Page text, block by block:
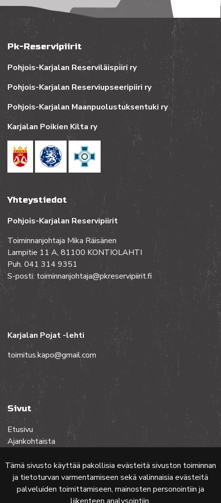
Tämä sivusto käyttää pakollisia evästeitä sivuston toiminnan
ja tietoturvan varmentamiseen sekä valinnaisia evästeitä
palveluiden toimittamiseen, mainosten personointiin ja
Pk-Reservipiirit
Pohjois-Karjalan Reserviläispiiri ry
Pohjois-Karjalan Reserviupseeripiiri ry
Pohjois-Karjalan Maanpuolustuksentuki ry
Karjalan Poikien Kilta ry
Yhteystiedot
Pohjois-Karjalan Reservipiirit
Toiminnanjohtaja Mika Räisänen
Lampitie 11 A, 81100 KONTIOLAHTI
Puh. 041 314 9351
S-posti: toiminnanjohtaja@pkreservipiirit.fi
Karjalan Pojat -lehti
toimitus.kapo@gmail.com
Sivut
Etusivu
Ajankohtaista
Lehdet
Yhteistyössä
Ota yhteyttä